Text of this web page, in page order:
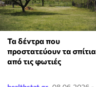
Τα δέντρα που
προστατεύουν τα σπίτια
από τις φωτιές